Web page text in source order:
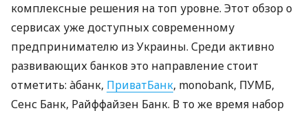
комплексные решения на топ уровне. Этот обзор о
сервисах уже доступных современному
предпринимателю из Украины. Среди активно
развивающих банков это направление стоит
отметить: àбанк, ПриватБанк, monobank, ПУМБ,
Сенс Банк, Райффайзен Банк. В то же время набор